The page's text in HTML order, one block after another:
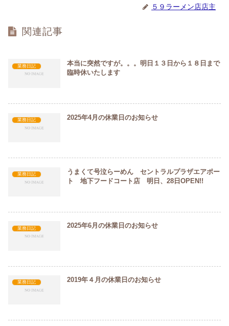
５９ラーメン店店主
関連記事
業務日記
本当に突然ですが。。。明日１３日から１８日まで
臨時休いたします
業務日記 2025年4月の休業日のお知らせ
業務日記
うまくて号泣らーめん セントラルプラザエアポー
ト 地下フードコート店 明日、28日OPEN!!
業務日記 2025年6月の休業日のお知らせ
業務日記 2019年４月の休業日のお知らせ